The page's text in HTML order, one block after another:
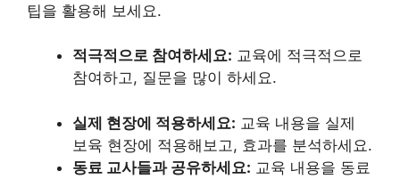
팁을 활용해 보세요.
적극적으로 참여하세요: 교육에 적극적으로
참여하고, 질문을 많이 하세요.
실제 현장에 적용하세요: 교육 내용을 실제
보육 현장에 적용해보고, 효과를 분석하세요.
동료 교사들과 공유하세요: 교육 내용을 동료